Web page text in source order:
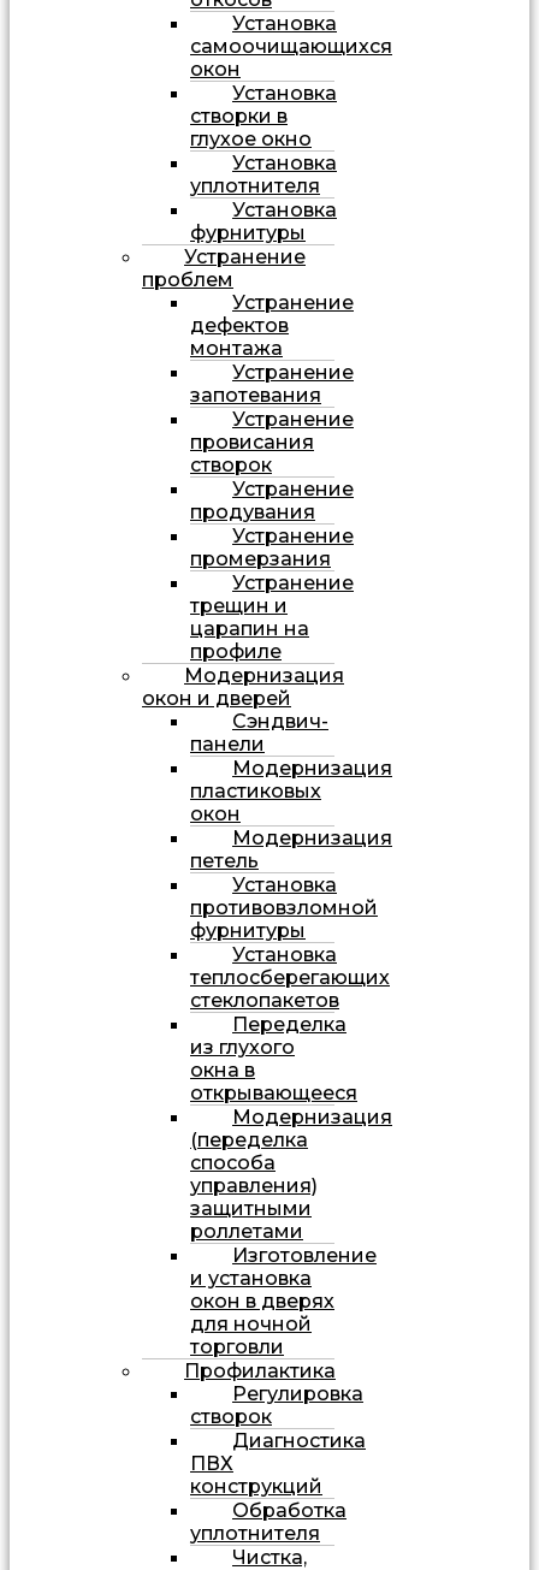
Установка
самоочищающихся
окон
Установка
створки в
глухое окно
Установка
уплотнителя
Установка
фурнитуры
Устранение
проблем
Устранение
дефектов
монтажа
Устранение
запотевания
Устранение
провисания
створок
Устранение
продувания
Устранение
промерзания
Устранение
трещин и
царапин на
профиле
Модернизация
окон и дверей
Сэндвич-
панели
Модернизация
пластиковых
окон
Модернизация
петель
Установка
противовзломной
фурнитуры
Установка
теплосберегающих
стеклопакетов
Переделка
из глухого
окна в
открывающееся
Модернизация
(переделка
способа
управления)
защитными
роллетами
Изготовление
и установка
окон в дверях
для ночной
торговли
Профилактика
Регулировка
створок
Диагностика
ПВХ
конструкций
Обработка
уплотнителя
Чистка,